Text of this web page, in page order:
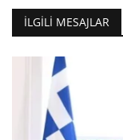
İLGILI MESAJLAR